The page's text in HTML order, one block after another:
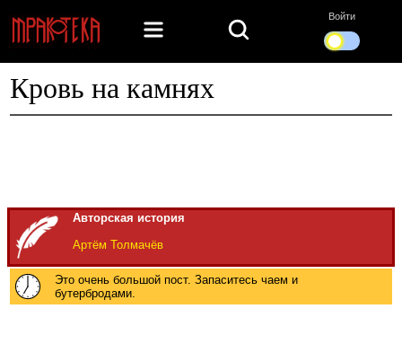
Войти
Кровь на камнях
Авторская история
Артём Толмачёв
Это очень большой пост. Запаситесь чаем и
бутербродами.